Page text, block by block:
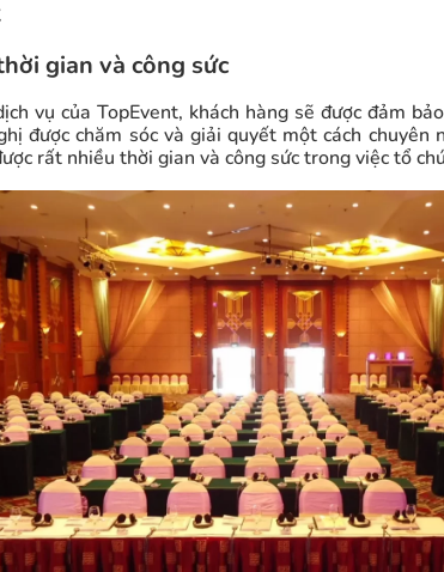
gian và công sức
vụ của TopEvent, khách hàng sẽ được đảm
được chăm sóc và giải quyết một cách chuyên
rất nhiều thời gian và công sức trong việc tổ